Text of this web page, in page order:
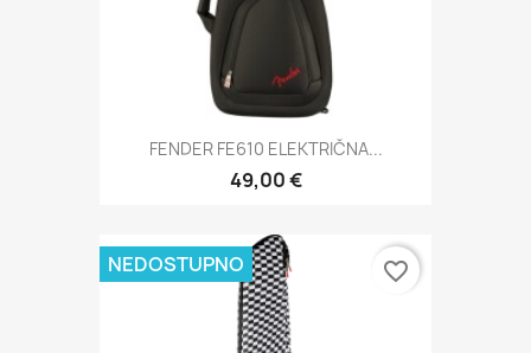
FENDER FE610 ELEKTRIČNA...
49,00 €
NEDOSTUPNO favorite_border